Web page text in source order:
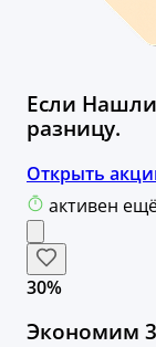
Если
разницу.
Открыть
активен
30%
Экономим